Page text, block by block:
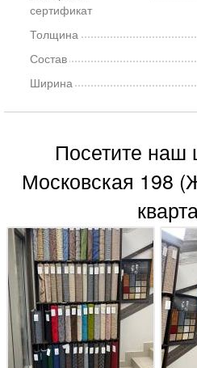
сертификат
Толщина
Состав
Ширина
Посетите наш
Московская 198